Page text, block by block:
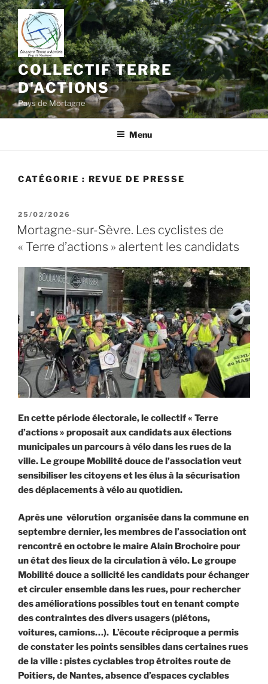
Aller
au
contenu
principal
COLLECTIF TERRE
D'ACTIONS
Pays de Mortagne
Menu
CATÉGORIE : REVUE DE PRESSE
PUBLIÉ
LE
25/02/2026
Mortagne-sur-Sèvre. Les cyclistes de
« Terre d’actions » alertent les candidats
En cette période électorale, le collectif « Terre
d’actions » proposait aux candidats aux élections
municipales un parcours à vélo dans les rues de la
ville. Le groupe Mobilité douce de l’association veut
sensibiliser les citoyens et les élus à la sécurisation
des déplacements à vélo au quotidien.
Après une vélorution organisée dans la commune en
septembre dernier, les membres de l’association ont
rencontré en octobre le maire Alain Brochoire pour
un état des lieux de la circulation à vélo. Le groupe
Mobilité douce a sollicité les candidats pour échanger
et circuler ensemble dans les rues, pour rechercher
des améliorations possibles tout en tenant compte
des contraintes des divers usagers (piétons,
voitures, camions…). L’écoute réciproque a permis
de constater les points sensibles dans certaines rues
de la ville : pistes cyclables trop étroites route de
Poitiers, de Nantes, absence d’espaces cyclables